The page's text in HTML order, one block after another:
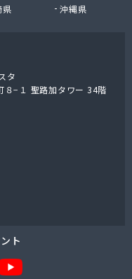
県
沖縄県
タ
−１ 聖路加タワー 34階
ト